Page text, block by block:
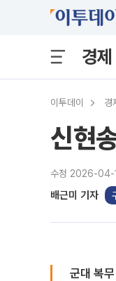
경제
이투데이 경
신현
수정 2026-04-
배근미 기자
군대 복